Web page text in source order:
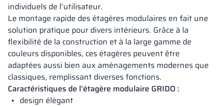
individuels de l’utilisateur.
Le montage rapide des étagères modulaires en fait une
solution pratique pour divers intérieurs. Grâce à la
flexibilité de la construction et à la large gamme de
couleurs disponibles, ces étagères peuvent être
adaptées aussi bien aux aménagements modernes que
classiques, remplissant diverses fonctions.
Caractéristiques de l’étagère modulaire GRIDO :
design élégant